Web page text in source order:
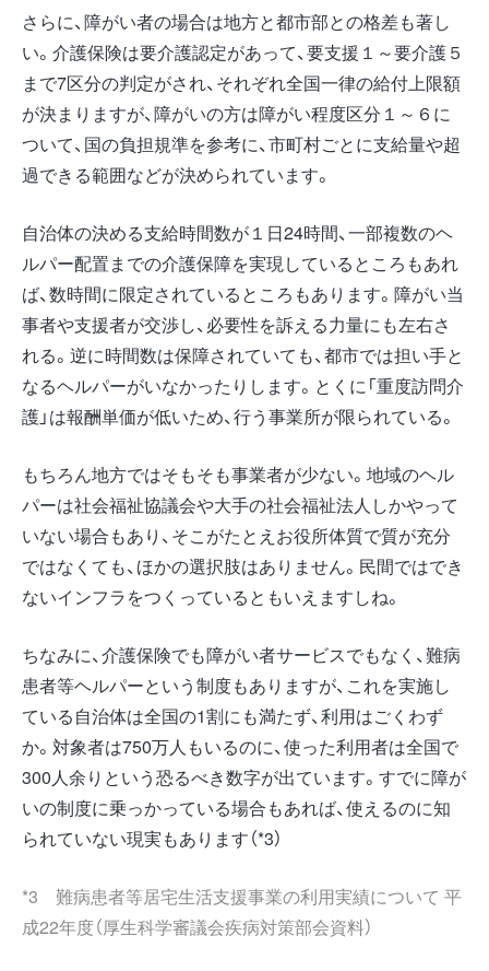
さらに、障がい者の場合は地方と都市部との格差も著し
い。介護保険は要介護認定があって、要支援１～要介護５
まで7区分の判定がされ、それぞれ全国一律の給付上限額
が決まりますが、障がいの方は障がい程度区分１～６に
ついて、国の負担規準を参考に、市町村ごとに支給量や超
過できる範囲などが決められています。
自治体の決める支給時間数が１日24時間、一部複数のヘ
ルパー配置までの介護保障を実現しているところもあれ
ば、数時間に限定されているところもあります。障がい当
事者や支援者が交渉し、必要性を訴える力量にも左右さ
れる。逆に時間数は保障されていても、都市では担い手と
なるヘルパーがいなかったりします。とくに「重度訪問介
護」は報酬単価が低いため、行う事業所が限られている。
もちろん地方ではそもそも事業者が少ない。地域のヘル
パーは社会福祉協議会や大手の社会福祉法人しかやって
いない場合もあり、そこがたとえお役所体質で質が充分
ではなくても、ほかの選択肢はありません。民間ではでき
ないインフラをつくっているともいえますしね。
ちなみに、介護保険でも障がい者サービスでもなく、難病
患者等ヘルパーという制度もありますが、これを実施し
ている自治体は全国の1割にも満たず、利用はごくわず
か。対象者は750万人もいるのに、使った利用者は全国で
300人余りという恐るべき数字が出ています。すでに障が
いの制度に乗っかっている場合もあれば、使えるのに知
られていない現実もあります（*3）
*3 難病患者等居宅生活支援事業の利用実績について 平
成22年度（厚生科学審議会疾病対策部会資料）